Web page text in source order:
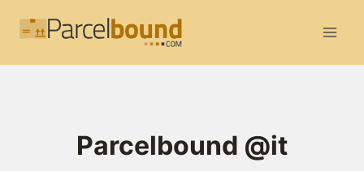
Parcelbound @it